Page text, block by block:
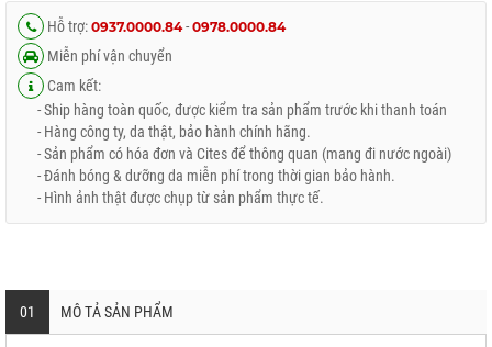
Hỗ trợ: 0937.0000.84- 0978.0000.84
Miễn phí vận chuyển
Cam kết:
- Ship hàng toàn quốc, được kiểm tra sản phẩm trước khi thanh toán
- Hàng công ty, da thật, bảo hành chính hãng.
- Sản phẩm có hóa đơn và Cites để thông quan (mang đi nước ngoài)
- Đánh bóng & dưỡng da miễn phí trong thời gian bảo hành.
- Hình ảnh thật được chụp từ sản phẩm thực tế.
01 MÔ TẢ SẢN PHẨM